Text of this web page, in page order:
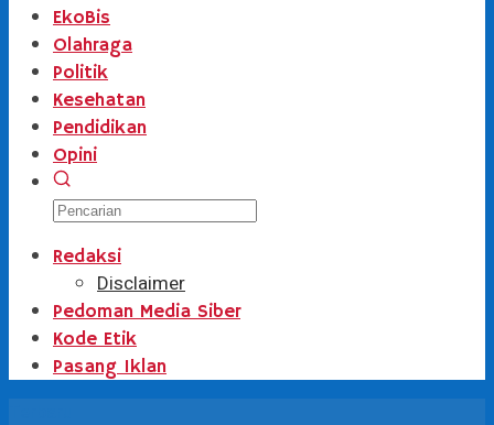
EkoBis
Olahraga
Politik
Kesehatan
Pendidikan
Opini
Redaksi
Disclaimer
Pedoman Media Siber
Kode Etik
Pasang Iklan